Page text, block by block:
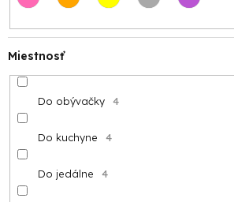
Miestnosť
Do obývačky 4
Do kuchyne 4
Do jedálne 4